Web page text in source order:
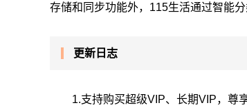
存储和同步功能外，115生活通过智能
更新日志
1.支持购买超级VIP、长期VIP，尊